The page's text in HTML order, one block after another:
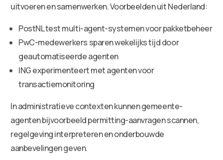
uitvoeren en samenwerken. Voorbeelden uit Nederland:
PostNL test multi-agent-systemen voor pakketbeheer
PwC-medewerkers sparen wekelijks tijd door
geautomatiseerde agenten
ING experimenteert met agenten voor
transactiemonitoring
In administratieve contexten kunnen gemeente-
agenten bijvoorbeeld permitting-aanvragen scannen,
regelgeving interpreteren en onderbouwde
aanbevelingen geven.